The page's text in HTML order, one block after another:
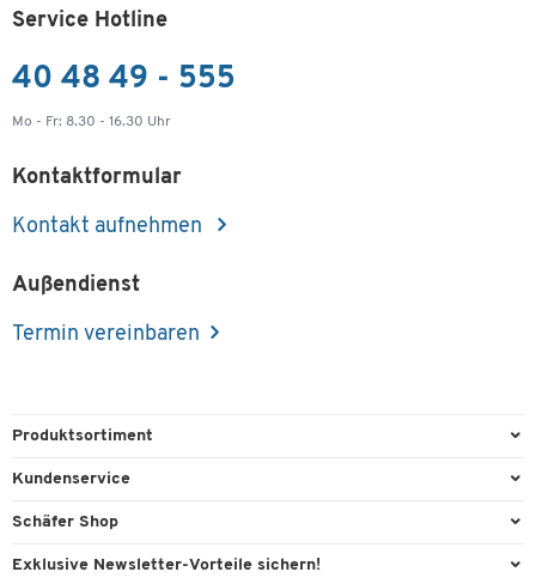
Service Hotline
40 48 49 - 555
Mo - Fr: 8.30 - 16.30 Uhr
Kontaktformular
Kontakt aufnehmen
Außendienst
Termin vereinbaren
Produktsortiment
Büroausstattung
Kundenservice
Direktbestellung
Schäfer Shop
AGB
Exklusive Newsletter-Vorteile sichern!